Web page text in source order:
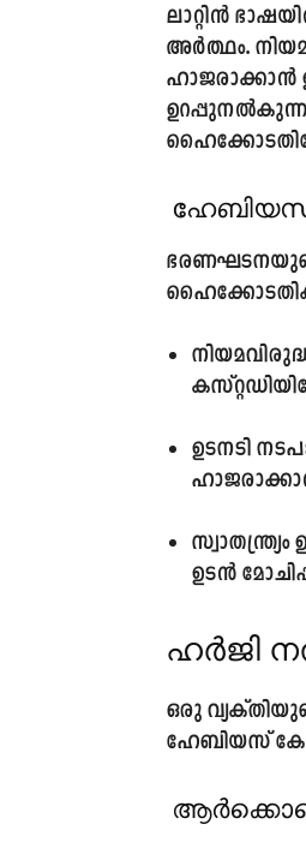
ലാറ്റിൻ
അർത്ഥം.
ഹാജരാക്കാൻ
ഉറപ്പുനൽകുന്ന
ഹേബിയസ്
ഭരണഘടനയുടെ
ഉടനടി
ഉടൻ
ഹർജി
ഒരു
ഹേബിയസ്